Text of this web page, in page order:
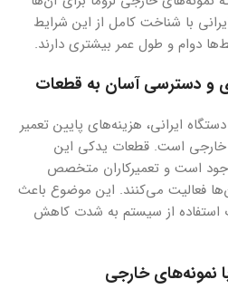
با شناخت کامل از این شرایط
دوام و طول عمر بیشتری دارند.
و دسترسی آسان به قطعات
ایرانی، هزینه‌های پایین تعمیر
است. قطعات یدکی این
است و تعمیرکاران متخصص
فعالیت می‌کنند. این موضوع باعث
استفاده از سیستم به شدت کاهش
نمونه‌های خارجی